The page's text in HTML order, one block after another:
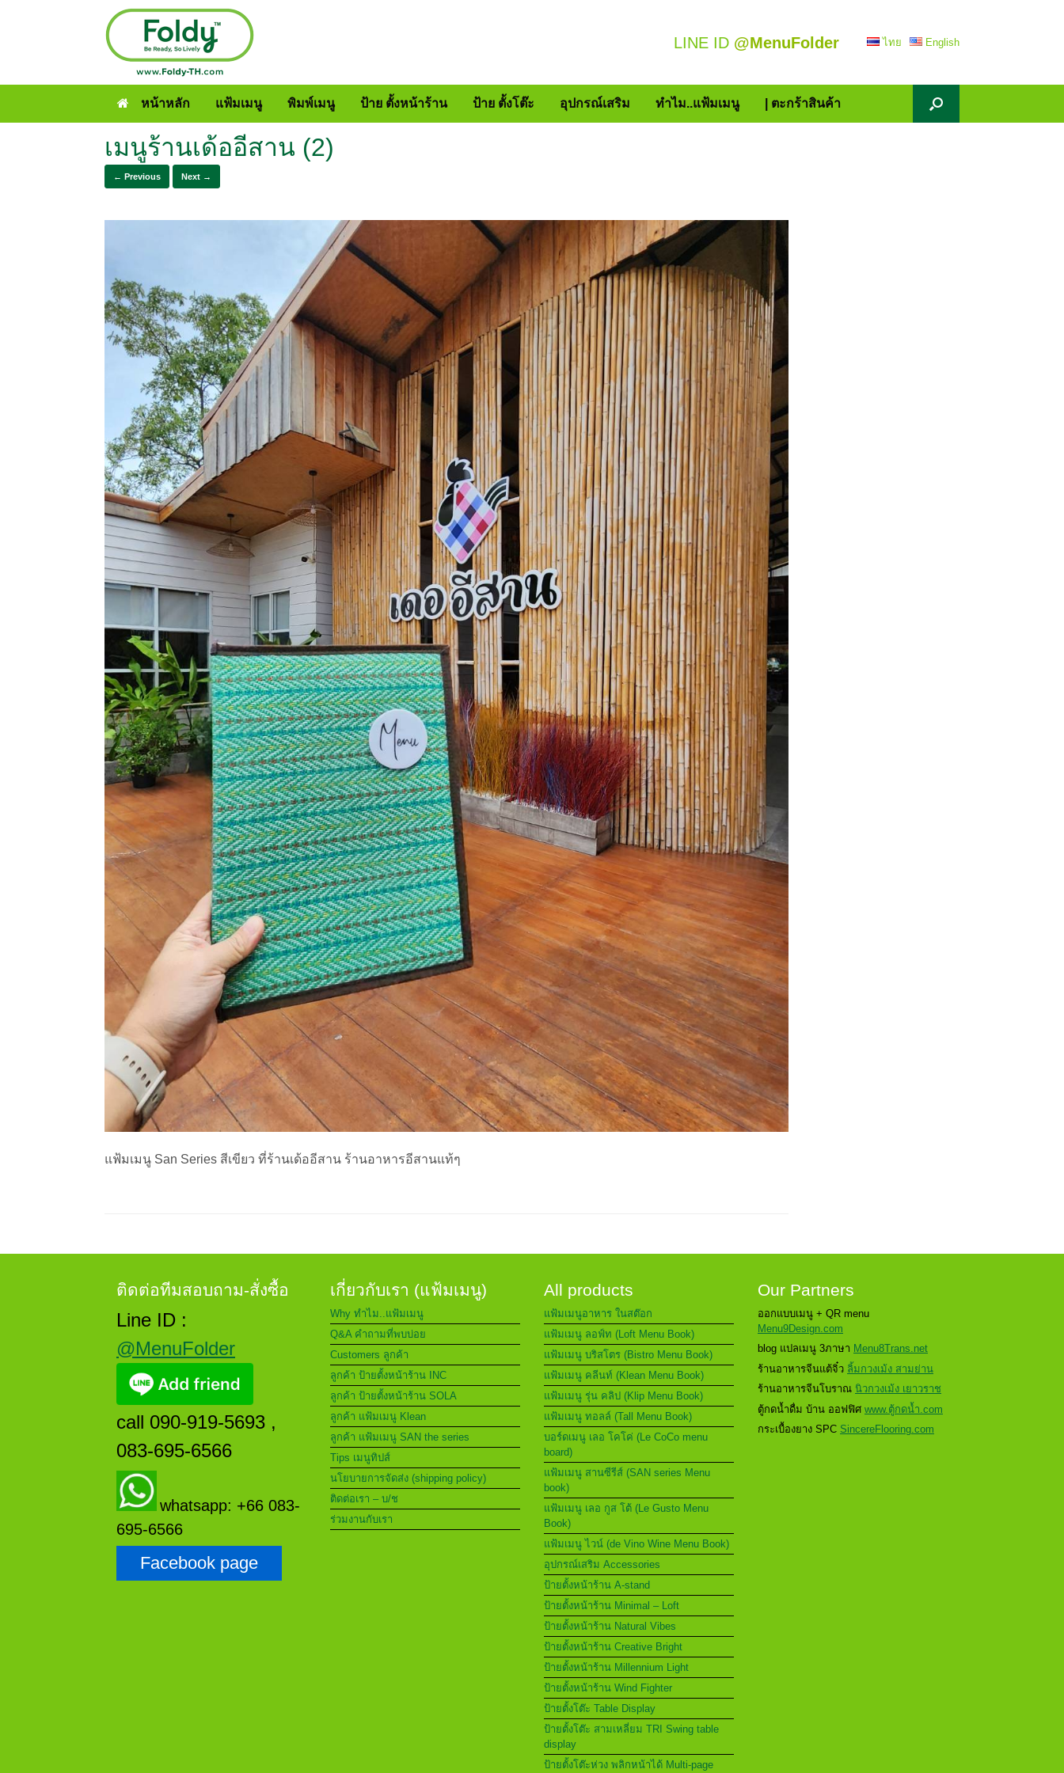
LINE ID @MenuFolder ไทย English
หน้าหลัก แฟ้มเมนู พิมพ์เมนู ป้าย ตั้งหน้าร้าน ป้าย ตั้งโต๊ะ อุปกรณ์เสริม ทำไม..แฟ้มเมนู | ตะกร้าสินค้า
เมนูร้านเด้ออีสาน (2)
← Previous Next →
แฟ้มเมนู San Series สีเขียว ที่ร้านเด้ออีสาน ร้านอาหารอีสานแท้ๆ
ติดต่อทีมสอบถาม-สั่งซื้อ
Line ID :
@MenuFolder
call 090-919-5693 ,
083-695-6566
whatsapp: +66 083-
695-6566
Facebook page
เกี่ยวกับเรา (แฟ้มเมนู)
Why ทำไม..แฟ้มเมนู
Q&A คำถามที่พบบ่อย
Customers ลูกค้า
ลูกค้า ป้ายตั้งหน้าร้าน INC
ลูกค้า ป้ายตั้งหน้าร้าน SOLA
ลูกค้า แฟ้มเมนู Klean
ลูกค้า แฟ้มเมนู SAN the series
Tips เมนูทิปส์
นโยบายการจัดส่ง (shipping policy)
ติดต่อเรา – บ/ช
ร่วมงานกับเรา
All products
แฟ้มเมนูอาหาร ในสต๊อก
แฟ้มเมนู ลอฟ์ท (Loft Menu Book)
แฟ้มเมนู บริสโตร (Bistro Menu Book)
แฟ้มเมนู คลีนท์ (Klean Menu Book)
แฟ้มเมนู รุ่น คลิป (Klip Menu Book)
แฟ้มเมนู ทอลล์ (Tall Menu Book)
บอร์ดเมนู เลอ โคโค่ (Le CoCo menu
board)
แฟ้มเมนู สานซีรีส์ (SAN series Menu
book)
แฟ้มเมนู เลอ กูส โต้ (Le Gusto Menu
Book)
แฟ้มเมนู ไวน์ (de Vino Wine Menu Book)
อุปกรณ์เสริม Accessories
ป้ายตั้งหน้าร้าน A-stand
ป้ายตั้งหน้าร้าน Minimal – Loft
ป้ายตั้งหน้าร้าน Natural Vibes
ป้ายตั้งหน้าร้าน Creative Bright
ป้ายตั้งหน้าร้าน Millennium Light
ป้ายตั้งหน้าร้าน Wind Fighter
ป้ายตั้งโต๊ะ Table Display
ป้ายตั้งโต๊ะ สามเหลี่ยม TRI Swing table
display
ป้ายตั้งโต๊ะห่วง พลิกหน้าได้ Multi-page
Our Partners
ออกแบบเมนู + QR menu
Menu9Design.com
blog แปลเมนู 3ภาษา Menu8Trans.net
ร้านอาหารจีนแต้จิ๋ว ลิ้มกวงเม้ง สามย่าน
ร้านอาหารจีนโบราณ นิวกวงเม้ง เยาวราช
ตู้กดน้ำดื่ม บ้าน ออฟฟิศ www.ตู้กดน้ำ.com
กระเบื้องยาง SPC SincereFlooring.com